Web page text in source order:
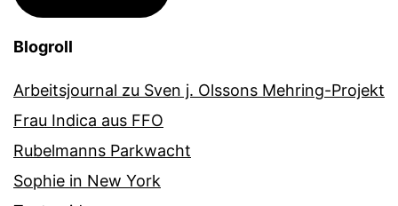
Blogroll
Arbeitsjournal zu Sven j. Olssons Mehring-Projekt
Frau Indica aus FFO
Rubelmanns Parkwacht
Sophie in New York